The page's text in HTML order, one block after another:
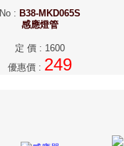
No : B38-MKD065S
感應燈管
定 價 : 1600
優惠價 : 249